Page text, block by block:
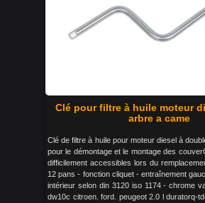
Clé pour filtre à huile moteur
arbre a came
Clé de filtre à huile pour moteur diesel à
pour le démontage et le montage des
difficilement accessibles lors du
12 pans - fonction cliquet - entraînement
intérieur selon din 3120 iso 1174 - chrome
dw10c citroen. ford. peugeot 2.0 l duratorq-